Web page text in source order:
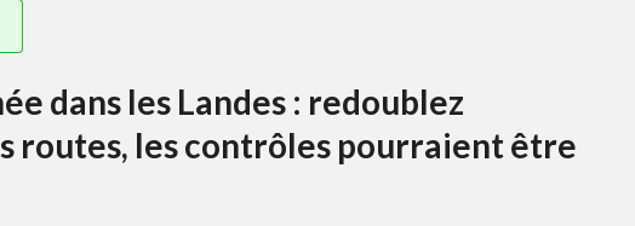
dans les Landes : redoublez
routes, les contrôles pourraient être